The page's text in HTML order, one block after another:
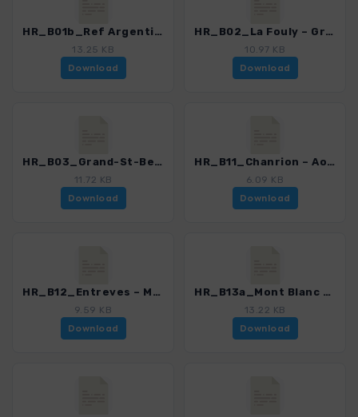
HR_B01b_Ref Argentiere – La Fouly_5919_2.gpx
13.25 KB
Download
HR_B02_La Fouly – Grand-St-Bernard_5919_2.gpx
10.97 KB
Download
HR_B03_Grand-St-Bernard – Cab Valsorey_5919_2.gpx
11.72 KB
Download
HR_B11_Chanrion – Aosta – Entreves_5919_2.gpx
6.09 KB
Download
HR_B12_Entreves – Mer de Glace – Chamonix_5919_2.gpx
9.59 KB
Download
HR_B13a_Mont Blanc ueber Grand Mulets_5919_2.gpx
13.22 KB
Download